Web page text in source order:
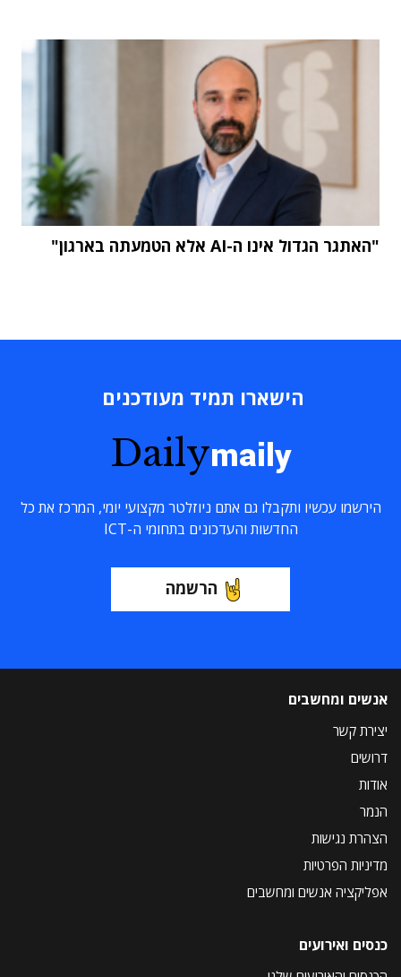
"האתגר הגדול אינו ה-AI אלא הטמעתה בארגון"
הישארו תמיד מעודכנים
Dailymaily
הירשמו עכשיו ותקבלו גם אתם ניוזלטר מקצועי יומי, המרכז את כל
החדשות והעדכונים בתחומי ה-ICT
הרשמה
אנשים ומחשבים
יצירת קשר
דרושים
אודות
הנמר
הצהרת נגישות
מדיניות הפרטיות
אפליקציה אנשים ומחשבים
כנסים ואירועים